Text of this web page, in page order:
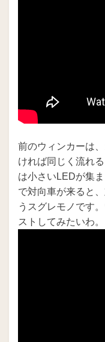
前のウィンカーは
ければ同じく流れ
は小さいLEDが集
で対向車が来ると
うスグレモノです
ストしてみたいわ。